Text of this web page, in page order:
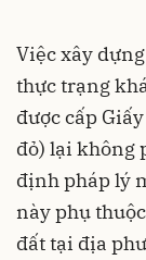
Việc xây
thực trạng
được cấp
đỏ) lại không
định pháp lý
này phụ
đất tại địa